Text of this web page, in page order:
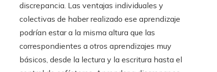
discrepancia. Las ventajas individuales y
colectivas de haber realizado ese aprendizaje
podrían estar a la misma altura que las
correspondientes a otros aprendizajes muy
básicos, desde la lectura y la escritura hasta el